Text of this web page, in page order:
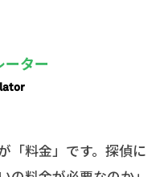
ーター
「料金」です。探偵に